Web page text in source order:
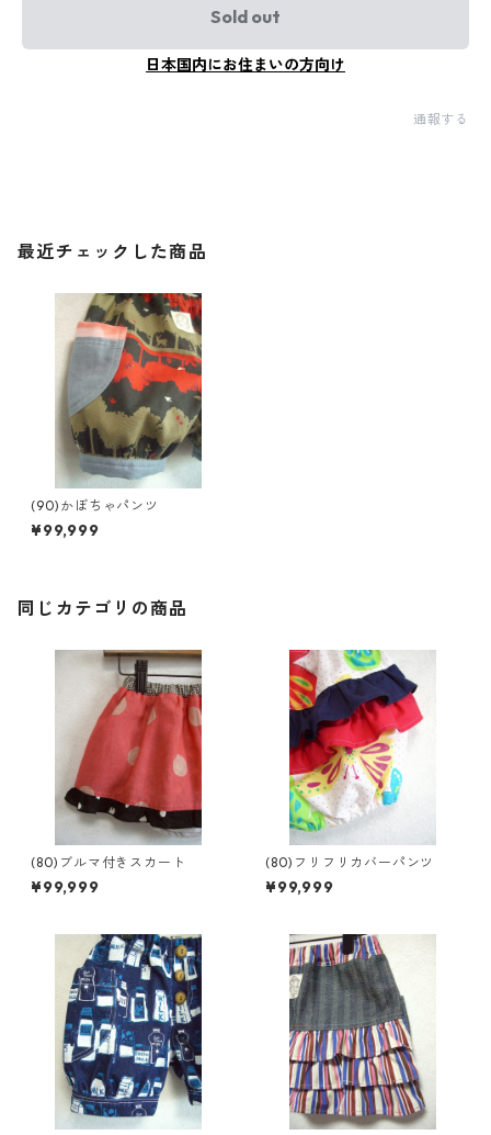
Sold out
日本国内にお住まいの方向け
通報する
最近チェックした商品
(90)かぼちゃパンツ
¥99,999
同じカテゴリの商品
(80)ブルマ付きスカート
¥99,999
(80)フリフリカバーパンツ
¥99,999